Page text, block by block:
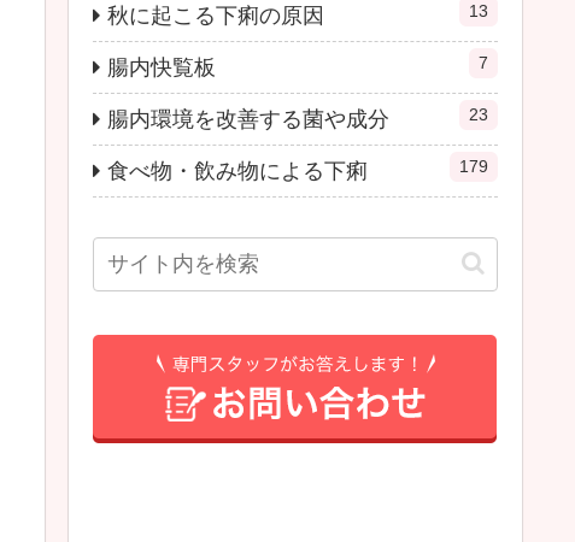
秋に起こる下痢の原因 13
腸内快覧板 7
腸内環境を改善する菌や成分 23
食べ物・飲み物による下痢 179